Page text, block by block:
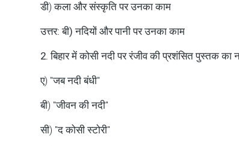
डी) कला और संस्कृति पर उनका काम
उत्तर: बी) नदियों और पानी पर उनका काम
2. बिहार में कोसी नदी पर रंजीव की प्रशंसित पुस्तक का
ए) "जब नदी बंधी"
बी) "जीवन की नदी"
सी) "द कोसी स्टोरी"